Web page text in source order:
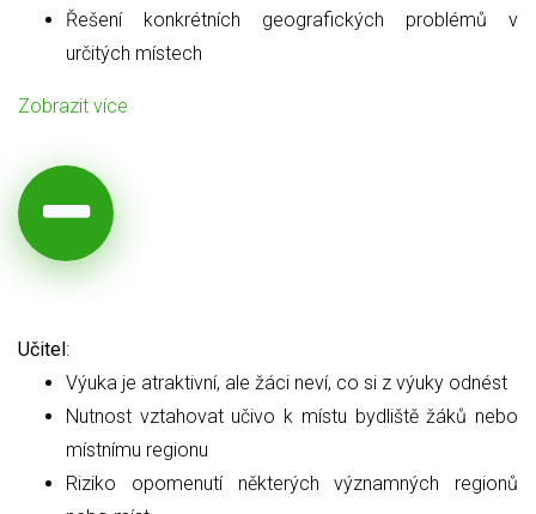
Řešení konkrétních geografických problémů v
určitých místech
Zobrazit více
Učitel :
Výuka je atraktivní, ale žáci neví, co si z výuky odnést
Nutnost vztahovat učivo k místu bydliště žáků nebo
místnímu regionu
Riziko opomenutí některých významných regionů